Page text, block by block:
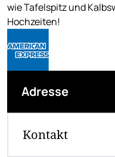
wie Tafelspitz und
Hochzeiten!
Adresse
Kontakt